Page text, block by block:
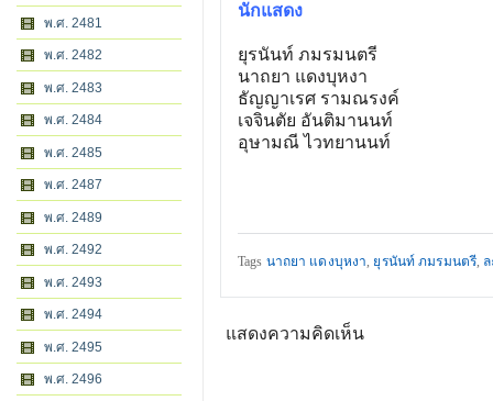
พ.ศ. 2481
พ.ศ. 2482
พ.ศ. 2483
พ.ศ. 2484
พ.ศ. 2485
พ.ศ. 2487
พ.ศ. 2489
พ.ศ. 2492
พ.ศ. 2493
พ.ศ. 2494
พ.ศ. 2495
พ.ศ. 2496
นักแสดง
ยุรนันท์ ภมรมนตรี
นาถยา แดงบุหงา
ธัญญาเรศ รามณรงค์
เจจินตัย อันติมานนท์
อุษามณี ไวทยานนท์
Tags นาถยา แดงบุหงา, ยุรนันท์ ภมรมนตรี,
แสดงความคิดเห็น